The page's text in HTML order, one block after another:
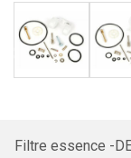
Filtre essence -